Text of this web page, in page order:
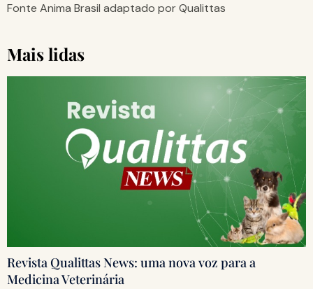
Fonte Anima Brasil adaptado por Qualittas
Mais lidas
Revista Qualittas News: uma nova voz para a
Medicina Veterinária